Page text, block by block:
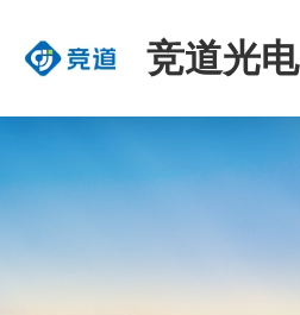
竞道光电